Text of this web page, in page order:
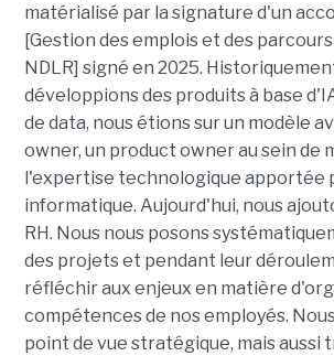
matérialisé par la signature d'un
[Gestion des emplois et des
NDLR] signé en 2025.
développions des produits à base
de data, nous étions sur un modèle
owner, un product owner au sein de
l'expertise technologique apportée
informatique. Aujourd'hui, nous
RH. Nous nous posons
des projets et pendant leur
réfléchir aux enjeux en matière
compétences de nos employés.
point de vue stratégique, mais aussi